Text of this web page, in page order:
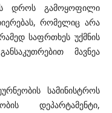
დროს გამოყოფილი
რომელიც არა
საფრთხეს უქმნის
მავნეა
სამინისტროს
დეპარტამენტი,